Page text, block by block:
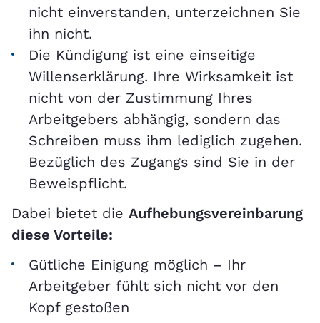
nicht einverstanden, unterzeichnen Sie
ihn nicht.
Die Kündigung ist eine einseitige
Willenserklärung. Ihre Wirksamkeit ist
nicht von der Zustimmung Ihres
Arbeitgebers abhängig, sondern das
Schreiben muss ihm lediglich zugehen.
Bezüglich des Zugangs sind Sie in der
Beweispflicht.
Dabei bietet die Aufhebungsvereinbarung
diese Vorteile:
Gütliche Einigung möglich – Ihr
Arbeitgeber fühlt sich nicht vor den
Kopf gestoßen